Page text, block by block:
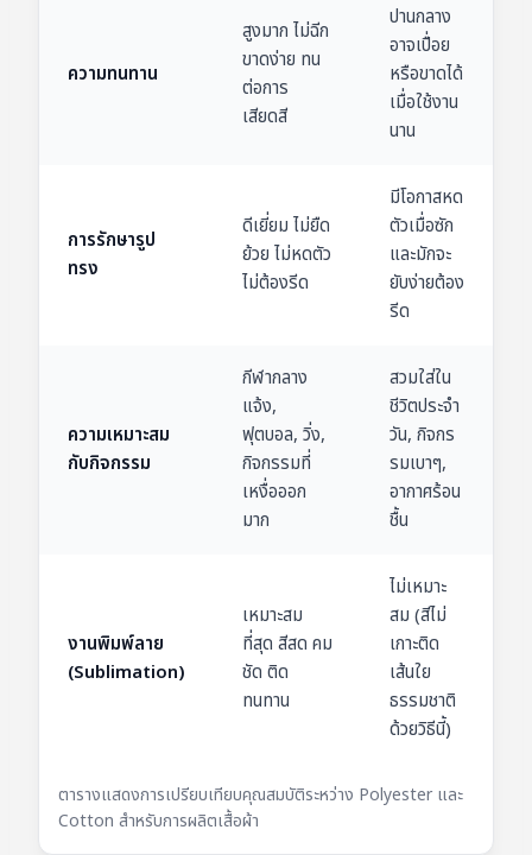
ตารางแสดงการเปรียบเทียบคุณสมบัติระหว่าง Polyester และ
Cotton สำหรับการผลิตเสื้อผ้า
ความทนทาน
สูงมาก ไม่ฉีก
ขาดง่าย ทน
ต่อการ
เสียดสี
ปานกลาง
อาจเปื่อย
หรือขาดได้
เมื่อใช้งาน
นาน
การรักษารูป
ทรง
ดีเยี่ยม ไม่ยืด
ย้วย ไม่หดตัว
ไม่ต้องรีด
มีโอกาสหด
ตัวเมื่อซัก
และมักจะ
ยับง่ายต้อง
รีด
ความเหมาะสม
กับกิจกรรม
กีฬากลาง
แจ้ง,
ฟุตบอล, วิ่ง,
กิจกรรมที่
เหงื่อออก
มาก
สวมใส่ใน
ชีวิตประจำ
วัน, กิจกร
รมเบาๆ,
อากาศร้อน
ชื้น
งานพิมพ์ลาย
(Sublimation)
เหมาะสม
ที่สุด สีสด คม
ชัด ติด
ทนทาน
ไม่เหมาะ
สม (สีไม่
เกาะติด
เส้นใย
ธรรมชาติ
ด้วยวิธีนี้)